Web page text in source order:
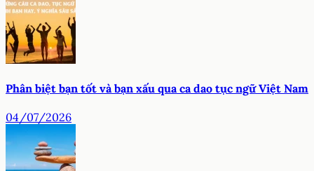
Phân biệt bạn tốt và bạn xấu qua ca dao tục ngữ Việt Nam
04/07/2026